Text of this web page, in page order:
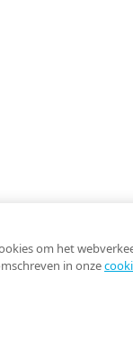
om het
in onze